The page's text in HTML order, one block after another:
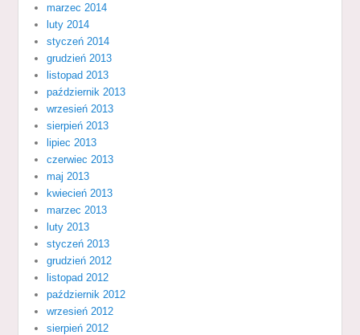
marzec 2014
luty 2014
styczeń 2014
grudzień 2013
listopad 2013
październik 2013
wrzesień 2013
sierpień 2013
lipiec 2013
czerwiec 2013
maj 2013
kwiecień 2013
marzec 2013
luty 2013
styczeń 2013
grudzień 2012
listopad 2012
październik 2012
wrzesień 2012
sierpień 2012